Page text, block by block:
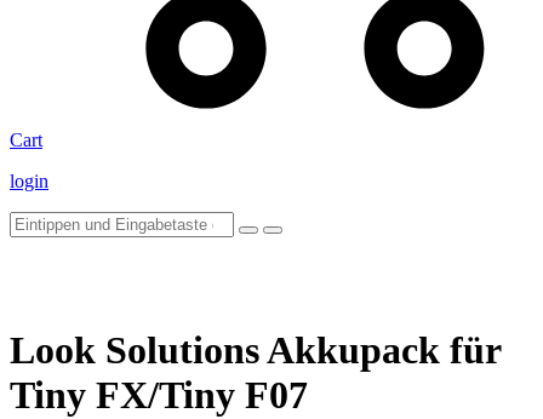
Cart
login
Look Solutions Akkupack für
Tiny FX/Tiny F07